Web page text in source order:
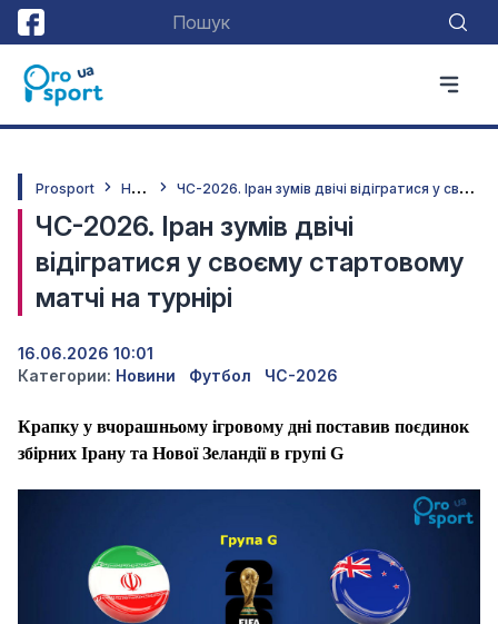
Prosport Н
овини Ч
С-2026. Іран зумів двічі відігратися у своєму стартовому матчі на турнірі
ЧС-2026. Іран зумів двічі
відігратися у своєму стартовому
матчі на турнірі
16.06.2026 10:01
Категории: Новини Футбол ЧС-2026
Крапку у вчорашньому ігровому дні поставив поєдинок
збірних Ірану та Нової Зеландії в групі G